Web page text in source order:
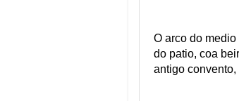
O arco do
do patio, coa
antigo convento,